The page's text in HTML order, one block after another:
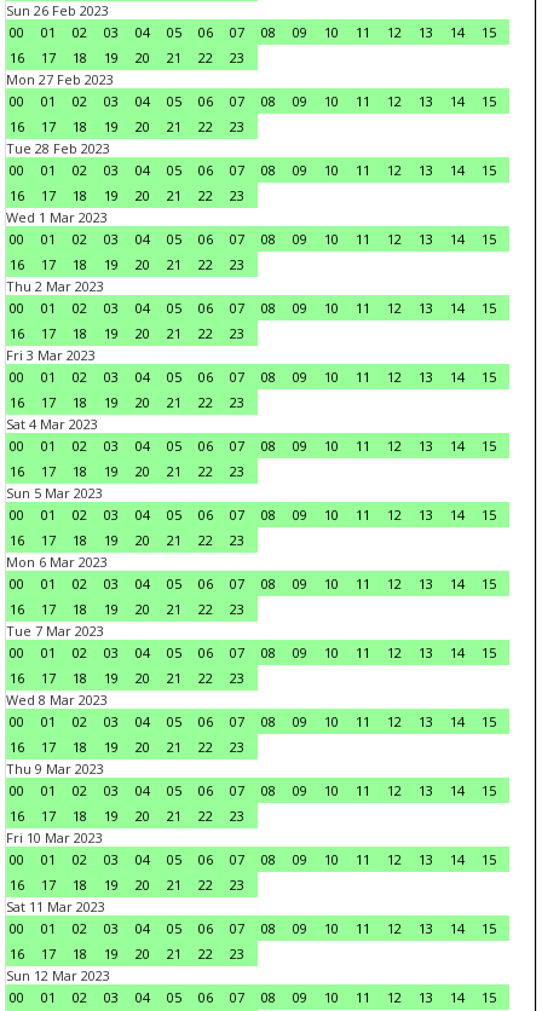
Sun 26 Feb 2023
00
01 02 03 04 05 06 07 08 09 10 11 12 13 14
15
16
17 18 19 20 21 22
23
Mon 27 Feb 2023
00
01 02 03 04 05 06 07 08 09 10 11 12 13 14
15
16
17 18 19 20 21 22
23
Tue 28 Feb 2023
00
01 02 03 04 05 06 07 08 09 10 11 12 13 14
15
16
17 18 19 20 21 22
23
Wed 1 Mar 2023
00
01 02 03 04 05 06 07 08 09 10 11 12 13 14
15
16
17 18 19 20 21 22
23
Thu 2 Mar 2023
00
01 02 03 04 05 06 07 08 09 10 11 12 13 14
15
16
17 18 19 20 21 22
23
Fri 3 Mar 2023
00
01 02 03 04 05 06 07 08 09 10 11 12 13 14
15
16
17 18 19 20 21 22
23
Sat 4 Mar 2023
00
01 02 03 04 05 06 07 08 09 10 11 12 13 14
15
16
17 18 19 20 21 22
23
Sun 5 Mar 2023
00
01 02 03 04 05 06 07 08 09 10 11 12 13 14
15
16
17 18 19 20 21 22
23
Mon 6 Mar 2023
00
01 02 03 04 05 06 07 08 09 10 11 12 13 14
15
16
17 18 19 20 21 22
23
Tue 7 Mar 2023
00
01 02 03 04 05 06 07 08 09 10 11 12 13 14
15
16
17 18 19 20 21 22
23
Wed 8 Mar 2023
00
01 02 03 04 05 06 07 08 09 10 11 12 13 14
15
16
17 18 19 20 21 22
23
Thu 9 Mar 2023
00
01 02 03 04 05 06 07 08 09 10 11 12 13 14
15
16
17 18 19 20 21 22
23
Fri 10 Mar 2023
00
01 02 03 04 05 06 07 08 09 10 11 12 13 14
15
16
17 18 19 20 21 22
23
Sat 11 Mar 2023
00
01 02 03 04 05 06 07 08 09 10 11 12 13 14
15
16
17 18 19 20 21 22
23
Sun 12 Mar 2023
00
01 02 03 04 05 06 07 08 09 10 11 12 13 14 15